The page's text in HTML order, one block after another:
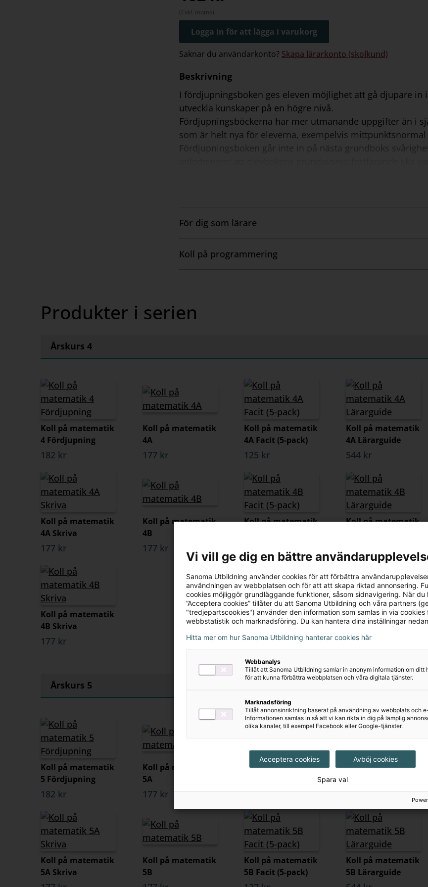
(Exkl. moms)
Logga in för att lägga i varukorg
Saknar du användarkonto? Skapa lärarkonto (skolkund)
Beskrivning
I fördjupningsboken ges eleven möjlighet att gå djupare
utveckla kunskaper på en högre nivå.
Fördjupningsböckerna har mer utmanande uppgifter än i
som är helt nya för eleverna, exempelvis
Fördjupningsboken går inte in på nästa grundboks
För dig som lärare
Visa
Koll på programmering
Visa
Produkter i serien
Årskurs 4
Koll på matematik
4 Fördjupning
182 kr
Koll på matematik
4A
177 kr
Koll på matematik
4A Facit (5-pack)
125 kr
Koll på matematik
4A Lärarguide
544 kr
Koll på matematik
4A Skriva
177 kr
Koll på matematik
4B
177 kr
Koll på matematik
Koll på matematik
Koll på matematik
4B Skriva
177 kr
Årskurs 5
Koll på matematik
5 Fördjupning
182 kr
Koll på matematik
5A
177 kr
Koll på matematik
127 kr
Koll på matematik
5A Lärarguide
544 kr
Koll på matematik
5A Skriva
Koll på matematik
5B
Koll på matematik
5B Facit (5-pack)
Koll på matematik
5B Lärarguide
Vi vill ge dig en bättre
Sanoma Utbildning använder cookies för att förbättra
användningen av webbplatsen och för att att skapa riktad annonsering.
cookies möjliggör grundläggande funktioner, såsom sidnavigering. När du
”Acceptera cookies” tillåter du att Sanoma Utbildning och våra partners
"tredjepartscookies") använder den information som samlas in via cookies
webbstatistik och marknadsföring. Du kan hantera dina inställningar
Hitta mer om hur Sanoma Utbildning hanterar cookies här
Webbanalys
Tillåt att Sanoma Utbildning samlar in anonym information om ditt
för att kunna förbättra webbplatsen och våra digitala tjänster.
Marknadsföring
Tillåt annonsinriktning baserat på användning av webbplats och
Informationen samlas in så att vi kan rikta in dig på lämplig
olika kanaler, till exempel Facebook eller Google-tjänster.
Acceptera cookies Avböj cookies
Spara val